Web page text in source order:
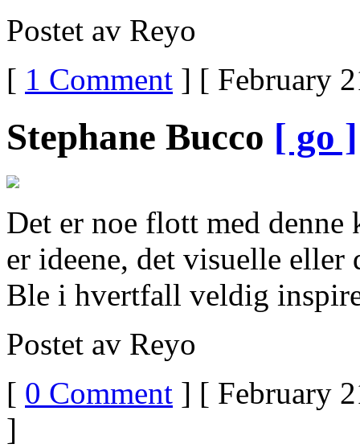
Postet av Reyo
[ 1 Comment ] [ February
Stephane Bucco [ go ]
Det er noe flott med denne
er ideene, det visuelle
Ble i hvertfall veldig
Postet av Reyo
[ 0 Comment ] [ February
]